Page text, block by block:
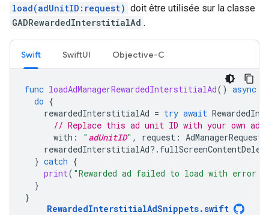
load(adUnitID:request) doit être utilisée sur la classe
GADRewardedInterstitialAd .
Swift SwiftUI Objective-C
func loadAdManagerRewardedInterstitialAd() async
do {
rewardedInterstitialAd = try await
// Replace this ad unit ID with your own ad
with : " adUnitID" , request : AdManagerRequest
rewardedInterstitialAd?.
} catch {
print( "Rewarded ad failed to load with error:
}
}
RewardedInterstitialAdSnippets.swift